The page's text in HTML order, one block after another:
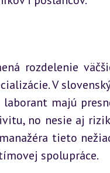
rozdelenie
V
laborant majú
no nesie aj
tieto
spolupráce.